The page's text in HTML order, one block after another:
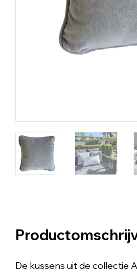
De kussens uit de collectie